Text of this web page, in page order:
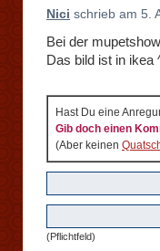
Nici schrieb am 5.
Bei der
Das bild ist in ikea
Hast Du eine
Gib doch einen
(Aber keinen
(Pflichtfeld)